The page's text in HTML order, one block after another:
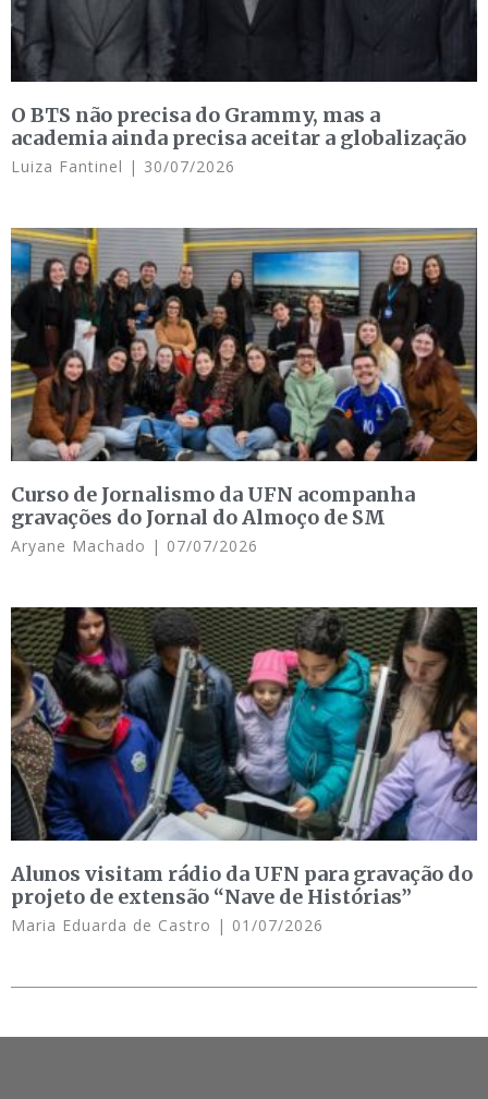
O BTS não precisa do Grammy, mas a
academia ainda precisa aceitar a globalização
Luiza Fantinel 30/07/2026
Curso de Jornalismo da UFN acompanha
gravações do Jornal do Almoço de SM
Aryane Machado 07/07/2026
Alunos visitam rádio da UFN para gravação do
projeto de extensão “Nave de Histórias”
Maria Eduarda de Castro 01/07/2026